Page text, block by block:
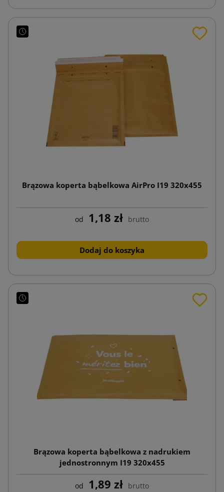
Brązowa koperta bąbelkowa AirPro I19 320x455
od 1,18 zł brutto
Dodaj do koszyka
Brązowa koperta bąbelkowa z nadrukiem
jednostronnym I19 320x455
od 1,89 zł brutto